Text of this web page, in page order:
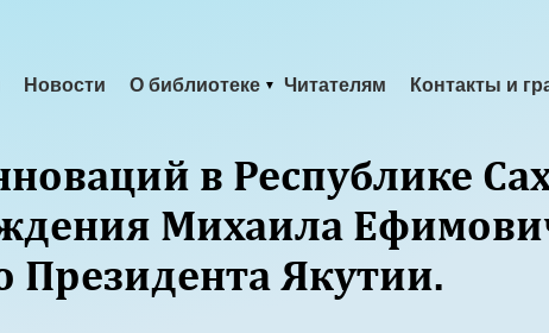
Новости О библиотеке Читателям Контакты и
в Республике
Михаила
Президента Якутии.